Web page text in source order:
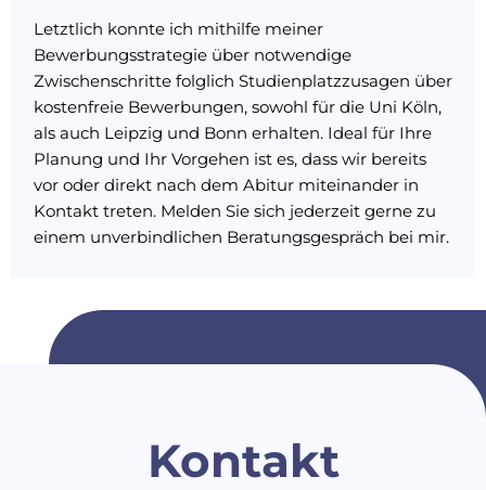
Letztlich konnte ich mithilfe meiner
Bewerbungsstrategie über notwendige
Zwischenschritte folglich Studienplatzzusagen über
kostenfreie Bewerbungen, sowohl für die Uni Köln,
als auch Leipzig und Bonn erhalten. Ideal für Ihre
Planung und Ihr Vorgehen ist es, dass wir bereits
vor oder direkt nach dem Abitur miteinander in
Kontakt treten. Melden Sie sich jederzeit gerne zu
einem unverbindlichen Beratungsgespräch bei mir.
Kontakt